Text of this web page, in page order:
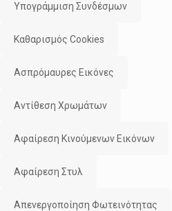
Υπογράμμιση Συνδέσμων
Καθαρισμός Cookies
Ασπρόμαυρες Εικόνες
Αντίθεση Χρωμάτων
Αφαίρεση Κινούμενων Εικόνων
Αφαίρεση Στυλ
Απενεργοποίηση Φωτεινότητας